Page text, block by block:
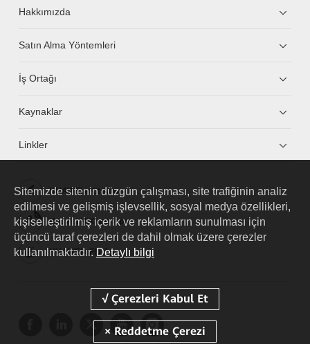
Hakkımızda
Satın Alma Yöntemleri
İş Ortağı
Kaynaklar
Linkler
HUAWEI eKit App
Huawei HiKnow App
HUAWEI eFly App
Sitemizde sitenin düzgün çalışması, site trafiğinin analiz
edilmesi ve gelişmiş işlevsellik, sosyal medya özellikleri,
kişiselleştirilmiş içerik ve reklamların sunulması için
üçüncü taraf çerezleri de dahil olmak üzere çerezler
kullanılmaktadır. Detaylı bilgi